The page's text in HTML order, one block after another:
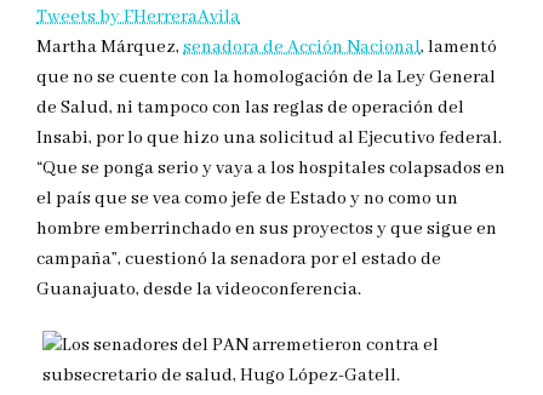
Tweets by FHerreraAvila
Martha Márquez, senadora de Acción Nacional, lamentó
que no se cuente con la homologación de la Ley General
de Salud, ni tampoco con las reglas de operación del
Insabi, por lo que hizo una solicitud al Ejecutivo federal.
“Que se ponga serio y vaya a los hospitales colapsados en
el país que se vea como jefe de Estado y no como un
hombre emberrinchado en sus proyectos y que sigue en
campaña”, cuestionó la senadora por el estado de
Guanajuato, desde la videoconferencia.